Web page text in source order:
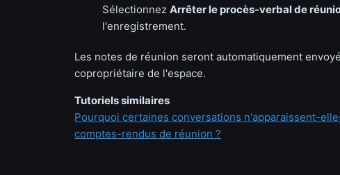
SélectionnezArrêter le procès-verbal de
l'enregistrement.
Les notes de réunion seront automatiquement
copropriétaire de l'espace.
Tutoriels similaires
Pourquoi certaines conversations n'apparaissent-
comptes-rendus de réunion ?